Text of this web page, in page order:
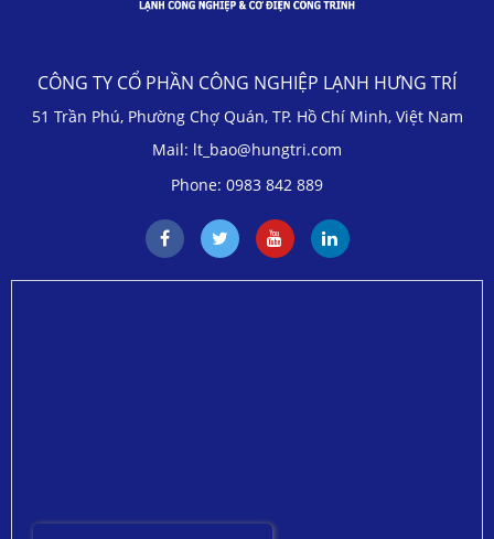
CÔNG TY CỔ PHẦN CÔNG NGHIỆP LẠNH HƯNG TRÍ
51 Trần Phú, Phường Chợ Quán, TP. Hồ Chí Minh, Việt Nam
Mail: lt_bao@hungtri.com
Phone: 0983 842 889